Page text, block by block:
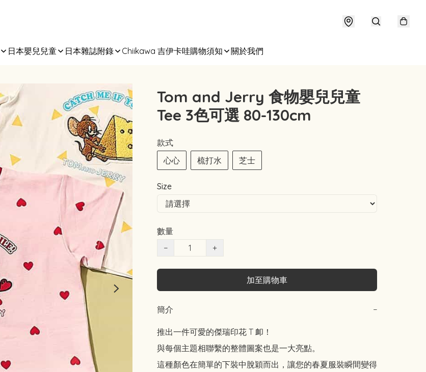
日本嬰兒兒童 日本雜誌附錄 Chiikawa 吉伊卡哇購物須知 關於我們
Tom and Jerry 食物嬰兒兒童
Tee 3色可選 80-130cm
款式
心心
梳打水 芝士
Size
數量
−
+
加至購物車
簡介 −
推出一件可愛的傑瑞印花 T 卹！
與每個主題相聯繫的整體圖案也是一大亮點。
這種顏色在簡單的下裝中脫穎而出，讓您的春夏服裝瞬間變得